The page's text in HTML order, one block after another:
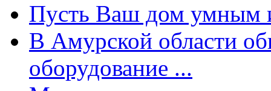
Пусть Ваш дом умным
В Амурской области
оборудование ...